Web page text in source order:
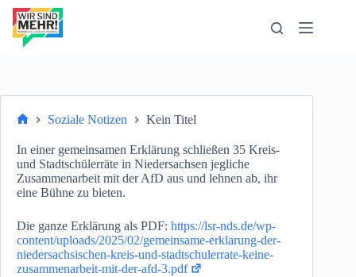
Zum
Inhalt
springen
Soziale Notizen Kein Titel
In einer gemeinsamen Erklärung schließen 35 Kreis-
und Stadtschülerräte in Niedersachsen jegliche
Zusammenarbeit mit der AfD aus und lehnen ab, ihr
eine Bühne zu bieten.
Die ganze Erklärung als PDF: https://lsr-nds.de/wp-
content/uploads/2025/02/gemeinsame-erklarung-der-
niedersachsischen-kreis-und-stadtschulerrate-keine-
zusammenarbeit-mit-der-afd-3.pdf